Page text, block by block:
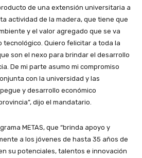
de una extensión universitaria a
actividad de la madera, que tiene que
y el valor agregado que se va
Quiero felicitar a toda la
son el nexo para brindar el desarrollo
De mi parte asumo mi compromiso
con la universidad y las
y desarrollo económico
dijo el mandatario.
METAS, que “brinda apoyo y
a los jóvenes de hasta 35 años de
su potenciales, talentos e innovación